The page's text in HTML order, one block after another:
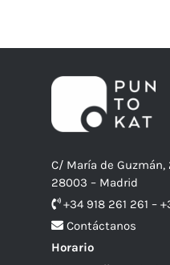
C/ María de Guzmán,
28003 – Madrid
+34 918 261 261 –
Contáctanos
Horario